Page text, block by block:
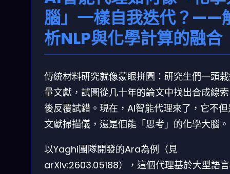
腦」一樣自我迭代？——
析NLP與化學計算的融合
傳統材料研究就像蒙眼拼圖：研究生們一頭
量文獻，試圖從几十年的論文中找出合成線
後反覆試錯。現在，AI智能代理來了，它不
文獻掃描儀，還是個能「思考」的化學大腦。
以Yaghi團隊開發的Ara為例（見
arXiv:2603.05188），這個代理基於大型語